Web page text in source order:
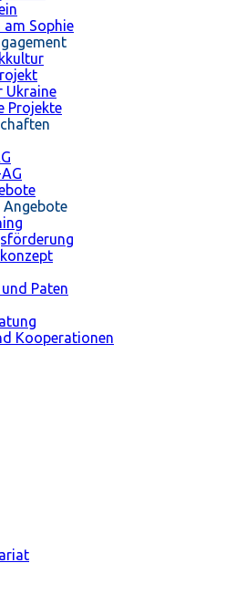
am Sophie
Ukraine
Projekte
Paten
Kooperationen